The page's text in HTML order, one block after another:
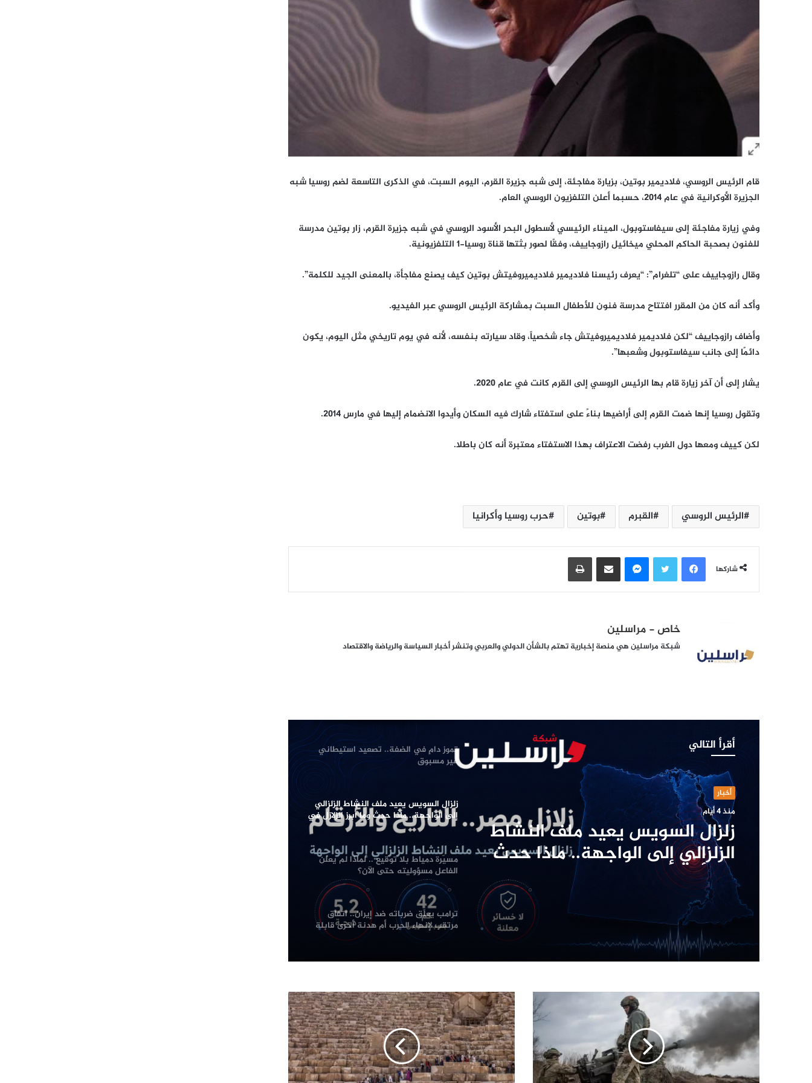
قام الرئيس الروسي، فلاديمير بوتين، بزيارة مفاجئة، إلى شبه جزيرة القرم، اليوم السبت، في الذكرى التاسعة لضم روسيا شبه
الجزيرة الأوكرانية في عام 2014، حسبما أعلن التلفزيون الروسي العام.
وفي زيارة مفاجئة إلى سيفاستوبول، الميناء الرئيسي لأسطول البحر الأسود الروسي في شبه جزيرة القرم، زار بوتين مدرسة
للفنون بصحبة الحاكم المحلي ميخائيل رازوجاييف، وفقًا لصور بثتها قناة روسيا-1 التلفزيونية.
وقال رازوجاييف على “تلغرام”: “يعرف رئيسنا فلاديمير فلاديميروفيتش بوتين كيف يصنع مفاجأة، بالمعنى الجيد للكلمة”.
وأكد أنه كان من المقرر افتتاح مدرسة فنون للأطفال السبت بمشاركة الرئيس الروسي عبر الفيديو.
وأضاف رازوجاييف “لكن فلاديمير فلاديميروفيتش جاء شخصياً، وقاد سيارته بنفسه، لأنه في يوم تاريخي مثل اليوم، يكون
دائمًا إلى جانب سيفاستوبول وشعبها”.
يشار إلى أن آخر زيارة قام بها الرئيس الروسي إلى القرم كانت في عام 2020.
وتقول روسيا إنها ضمت القرم إلى أراضيها بناءً على استفتاء شارك فيه السكان وأيدوا الانضمام إليها في مارس 2014.
لكن كييف ومعها دول الغرب رفضت الاعتراف بهذا الاستفتاء معتبرة أنه كان باطلا.
الرئيس الروسي القبرم بوتين حرب روسيا وأكرانيا
شاركها
فيسبوكتويتر ماسنجر مشاركة عبر البريد طباعة
خاص - مراسلين
شبكة مراسلين هي منصة إخبارية تهتم بالشأن الدولي والعربي وتنشر أخبار السياسة والرياضة والاقتصاد
أقرأ التالي
أخبار
منذ 4 أيام
زلزال السويس يعيد ملف النشاط
الزلزالي إلى الواجهة.. ماذا حدث
وما أبرز الزلازل في تاريخ مصر؟
أرقام تكشف الدول الأكثر رغبة
أزمة سبتة تفجّر خلافاً أوروبياً.. سانشيز
يرفض ضغوط ميلوني ويحذّر من انقسام
«العدالة أساس المصالحة»
تموز دامٍ في الضفة.. تصعيد استيطاني
غير مسبوق
زلزال السويس يعيد ملف النشاط الزلزالي
إلى الواجهة.. ماذا حدث وما أبرز الزلازل في
تاريخ مصر؟
مسيّرة دمياط بلا توقيع .. لماذا لم يعلن
الفاعل مسؤوليته حتى الآن؟
ترامب يعلّق ضرباته ضد إيران.. اتفاق
مرتقب لإنهاء الحرب أم هدنة أخرى قابلة
للانهيار؟
الإله في الحرب .. كيف وظّفت أميركا وإيران
الدين في الصراع بينهما؟
الصحافة الأجنبية اليوم: تصعيد أميركي